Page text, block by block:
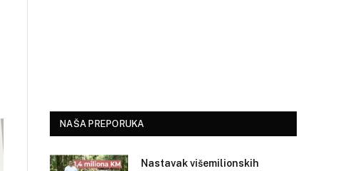
NAŠA PREPORUKA
Nastavak višemilionskih